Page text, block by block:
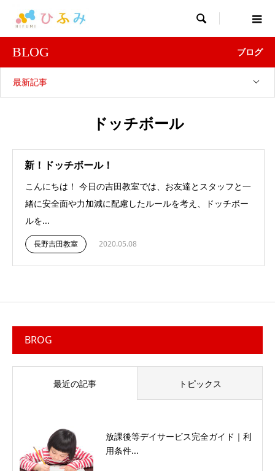

BLOG ブログ
最新記事
ドッチボール
新！ドッチボール！
こんにちは！ 今日の吉田教室では、お友達とスタッフと一
緒に安全面や力加減に配慮したルールを考え、ドッチボー
ルを...
長野吉田教室 2020.05.08
BROG
最近の記事 トピックス
放課後等デイサービス完全ガイド｜利
用条件...